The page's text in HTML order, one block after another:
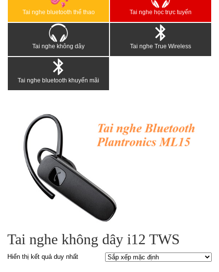
Tai nghe bluetooth thể thao Tai nghe học trực tuyến
Tai nghe không dây Tai nghe True Wireless
Tai nghe bluetooth khuyến mãi
Tai nghe không dây i12 TWS
Hiển thị kết quả duy nhất